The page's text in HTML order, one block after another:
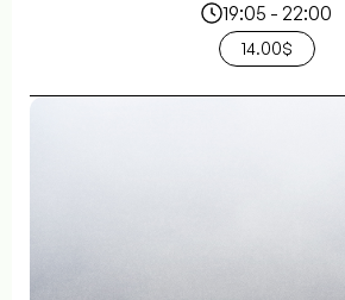
19:05 - 22:00
14.00$